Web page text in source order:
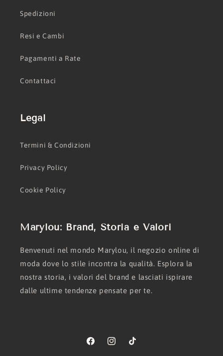
Spedizioni
Resi e Cambi
Pagamenti a Rate
Contattaci
Legal
Termini & Condizioni
Privacy Policy
Cookie Policy
Marylou: Brand, Storia e Valori
Benvenuti nel mondo Marylou, il negozio online di
moda dove lo stile incontra la qualità. Esplora la
nostra storia, i valori del brand e lasciati ispirare
dalle ultime tendenze pensate per te.
FacebookInstagramTikTok